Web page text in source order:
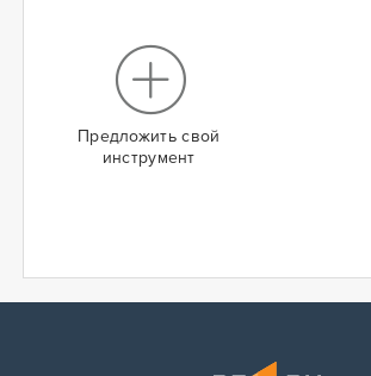
Предложить свой
инструмент